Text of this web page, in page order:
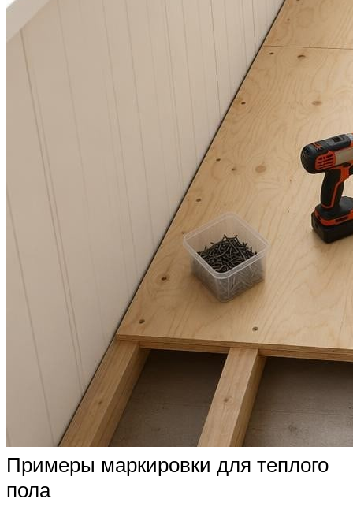
Примеры маркировки для теплого
пола